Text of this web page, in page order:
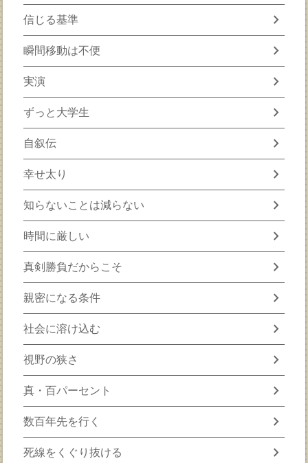
信じる基準 chevron_right
瞬間移動は不便 chevron_right
実演 chevron_right
ずっと大学生 chevron_right
自叙伝 chevron_right
幸せ太り chevron_right
知らないことは減らない chevron_right
時間に厳しい chevron_right
真剣勝負だからこそ chevron_right
親密になる条件 chevron_right
社会に溶け込む chevron_right
視野の狭さ chevron_right
真・百パーセント chevron_right
数百年先を行く chevron_right
死線をくぐり抜ける chevron_right